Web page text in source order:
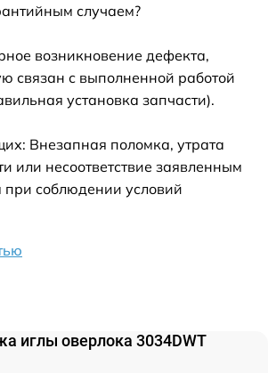
случаем?
возникновение дефекта,
связан с выполненной работой
установка запчасти).
Внезапная поломка, утрата
или несоответствие заявленным
при соблюдении условий
иглы оверлока 3034DWT